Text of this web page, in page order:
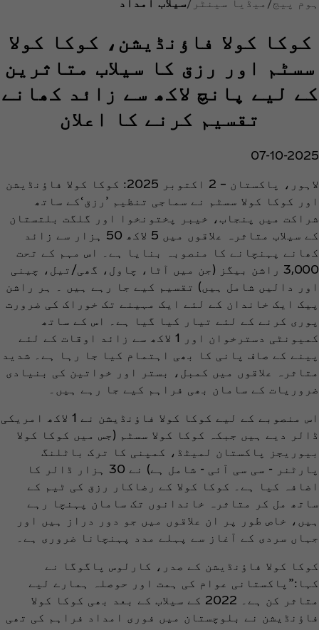
کوکا کولا فاؤنڈیشن، کوکا کولا
سسٹم اور رزق کا سیلاب متاثرین
کے لیے پانچ لاکھ سے زائد کھانے
تقسیم کرنے کا اعلان
07-10-2025
لاہور، پاکستان – 2 اکتوبر 2025: کوکا کولا فاؤنڈیشن
اور کوکا کولا سسٹم نے سماجی تنظیم ’رزق‘کے ساتھ
شراکت میں پنجاب، خیبر پختونخوا اور گلگت بلتستان
کے سیلاب متاثرہ علاقوں میں 5 لاکھ 50 ہزار سے زائد
کھانے پہنچانے کا منصوبہ بنایا ہے۔ اس مہم کے تحت
3,000 راشن بیگز (جن میں آٹا، چاول، گھی/تیل، چینی
اور دالیں شامل ہیں) تقسیم کیے جا رہے ہیں ۔ ہر راشن
پیک ایک خاندان کے لئے ایک مہینے تک خوراک کی ضرورت
پوری کرنے کے لئے تیار کیا گیا ہے۔ اس کے ساتھ
کمیونٹی دسترخوان اور 1 لاکھ سے زائد اوقات کے لئے
پینے کے صاف پانی کا بھی اہتمام کیا جا رہا ہے۔ شدید
متاثرہ علاقوں میں کمبل، بستر اور خواتین کی بنیادی
ضروریات کے سامان بھی فراہم کیے جا رہے ہیں۔
اس منصوبے کے لیے کوکا کولا فاؤنڈیشن نے 1 لاکھ امریکی
ڈالر دیے ہیں جبکہ کوکا کولا سسٹم (جس میں کوکا کولا
بیوریجز پاکستان لمیٹڈ، کمپنی کا ترک باٹلنگ
پارٹنر - سی سی آئی - شامل ہے) نے 30 ہزار ڈالر کا
اضافہ کیا ہے۔ کوکا کولا کے رضاکار رزق کی ٹیم کے
ساتھ مل کر متاثرہ خاندانوں تک سامان پہنچا رہے
ہیں، خاص طور پر ان علاقوں میں جو دور دراز ہیں اور
جہاں سردی کے آغاز سے پہلے مدد پہنچانا ضروری ہے۔
کوکا کولا فاؤنڈیشن کے صدر، کارلوس پاگوگا نے
کہا:”پاکستانی عوام کی ہمت اور حوصلہ ہمارے لیے
متاثر کن ہے۔ 2022 کے سیلاب کے بعد بھی کوکا کولا
فاؤنڈیشن نے بلوچستان میں فوری امداد فراہم کی تھی